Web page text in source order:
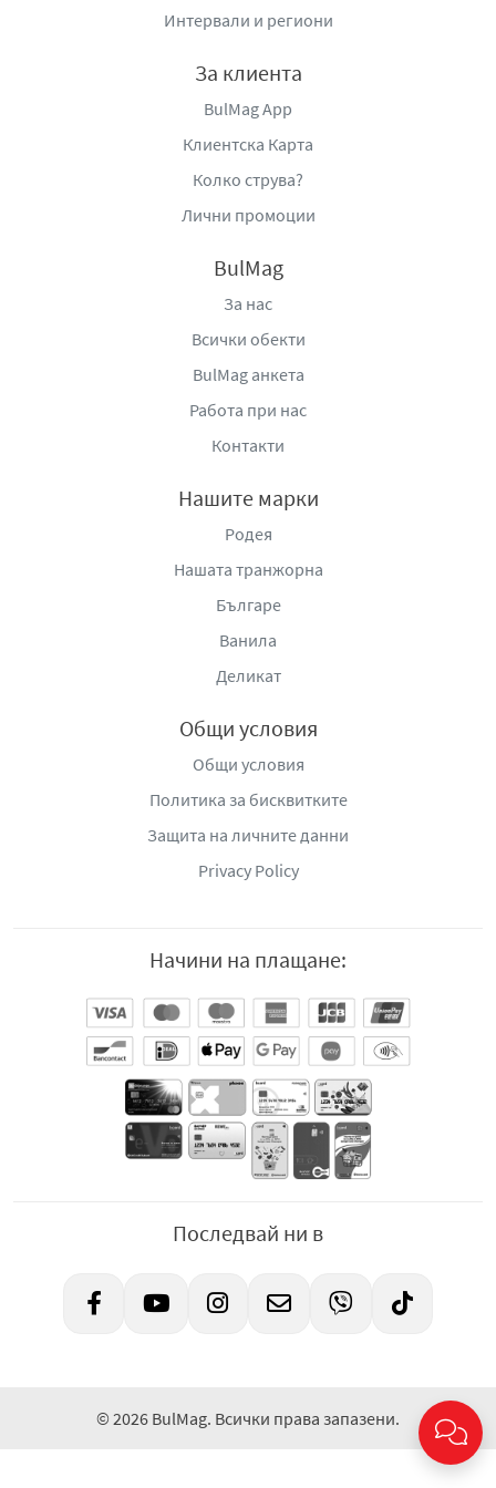
Интервали и региони
За клиента
BulMag App
Клиентска Карта
Колко струва?
Лични промоции
BulMag
За нас
Всички обекти
BulMag анкета
Работа при нас
Контакти
Нашите марки
Родея
Нашата транжорна
Българе
Ванила
Деликат
Общи условия
Общи условия
Политика за бисквитките
Защита на личните данни
Privacy Policy
Начини на плащане:
Последвай ни в
© 2026 BulMag. Всички права запазени.